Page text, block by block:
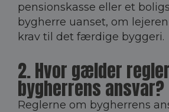
pensionskasse eller et
bygherre uanset, om
krav til det færdige byggeri.
2. Hvor gælder
bygherrens ansvar?
Reglerne om bygherrens